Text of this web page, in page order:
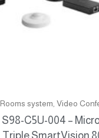
system Video
S98-C5U-004 –
SmartVision